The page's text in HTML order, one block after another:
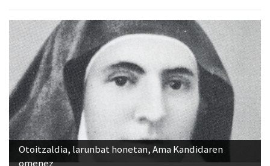
Otoitzaldia, larunbat honetan, Ama Kandidaren
omenez